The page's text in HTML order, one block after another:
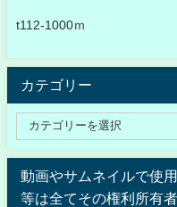
t112-1000ｍ
カテゴリー
動画やサムネイルで使
等は全てその権利所有